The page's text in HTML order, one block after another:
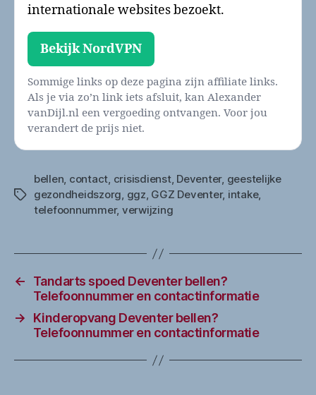
internationale websites bezoekt.
Bekijk NordVPN
Sommige links op deze pagina zijn affiliate links.
Als je via zo’n link iets afsluit, kan Alexander
vanDijl.nl een vergoeding ontvangen. Voor jou
verandert de prijs niet.
Tags
bellen, contact, crisisdienst, Deventer, geestelijke
gezondheidszorg, ggz, GGZ Deventer, intake,
telefoonnummer, verwijzing
←
Tandarts spoed Deventer bellen?
Telefoonnummer en contactinformatie
→
Kinderopvang Deventer bellen?
Telefoonnummer en contactinformatie